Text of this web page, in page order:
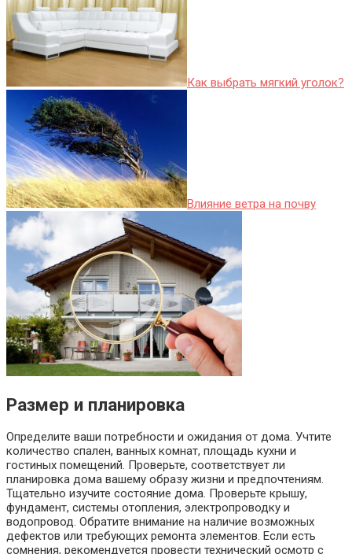
Как выбрать мягкий уголок?
Влияние ветра на почву
Размер и планировка
Определите ваши потребности и ожидания от дома. Учтите
количество спален, ванных комнат, площадь кухни и
гостиных помещений. Проверьте, соответствует ли
планировка дома вашему образу жизни и предпочтениям.
Тщательно изучите состояние дома. Проверьте крышу,
фундамент, системы отопления, электропроводку и
водопровод. Обратите внимание на наличие возможных
дефектов или требующих ремонта элементов. Если есть
сомнения, рекомендуется провести технический осмотр с